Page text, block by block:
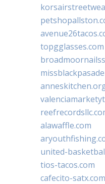
topgglasses.com
alawaffle.com
united-
tios-tacos.com
cafecito-satx.com